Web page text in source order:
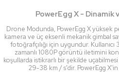
PowerEgg X - Dinamik
Drone Modunda, PowerEgg X yüksek
kamera ve üç eksenli mekanik gimbal
fotoğrafçılığı için uygundur.
zamanlı 1080P görüntü iletimini
koşullarda istikrarlı bir şekilde
29-38 km / s'dir. PowerEgg X'in